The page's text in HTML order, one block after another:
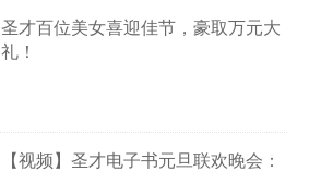
圣才百位美女喜迎佳节，豪取万元大
礼！
【视频】圣才电子书元旦联欢晚会：